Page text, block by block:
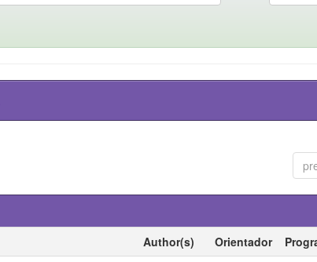
Author(s) Orientador